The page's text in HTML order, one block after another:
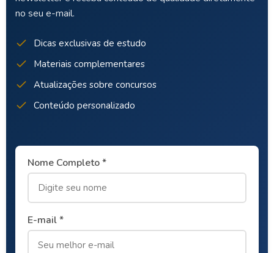
no seu e-mail.
Dicas exclusivas de estudo
Materiais complementares
Atualizações sobre concursos
Conteúdo personalizado
Nome Completo *
E-mail *